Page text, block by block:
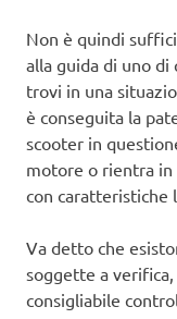
Non è quindi
alla guida di uno di
trovi in una
è conseguita la
scooter in
motore o rientra
con caratteristiche
Va detto che
soggette a
consigliabile